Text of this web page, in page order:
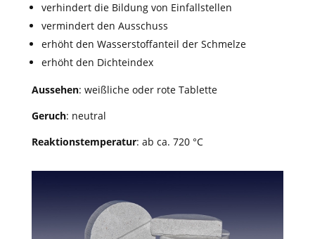
verhindert die Bildung von Einfallstellen
vermindert den Ausschuss
erhöht den Wasserstoffanteil der Schmelze
erhöht den Dichteindex
Aussehen: weißliche oder rote Tablette
Geruch: neutral
Reaktionstemperatur: ab ca. 720 °C